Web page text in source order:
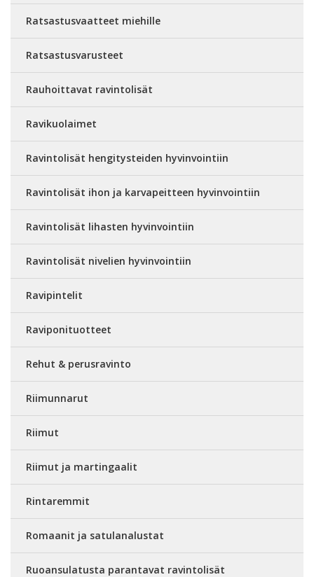
Ratsastusvaatteet miehille
Ratsastusvarusteet
Rauhoittavat ravintolisät
Ravikuolaimet
Ravintolisät hengitysteiden hyvinvointiin
Ravintolisät ihon ja karvapeitteen hyvinvointiin
Ravintolisät lihasten hyvinvointiin
Ravintolisät nivelien hyvinvointiin
Ravipintelit
Raviponituotteet
Rehut & perusravinto
Riimunnarut
Riimut
Riimut ja martingaalit
Rintaremmit
Romaanit ja satulanalustat
Ruoansulatusta parantavat ravintolisät